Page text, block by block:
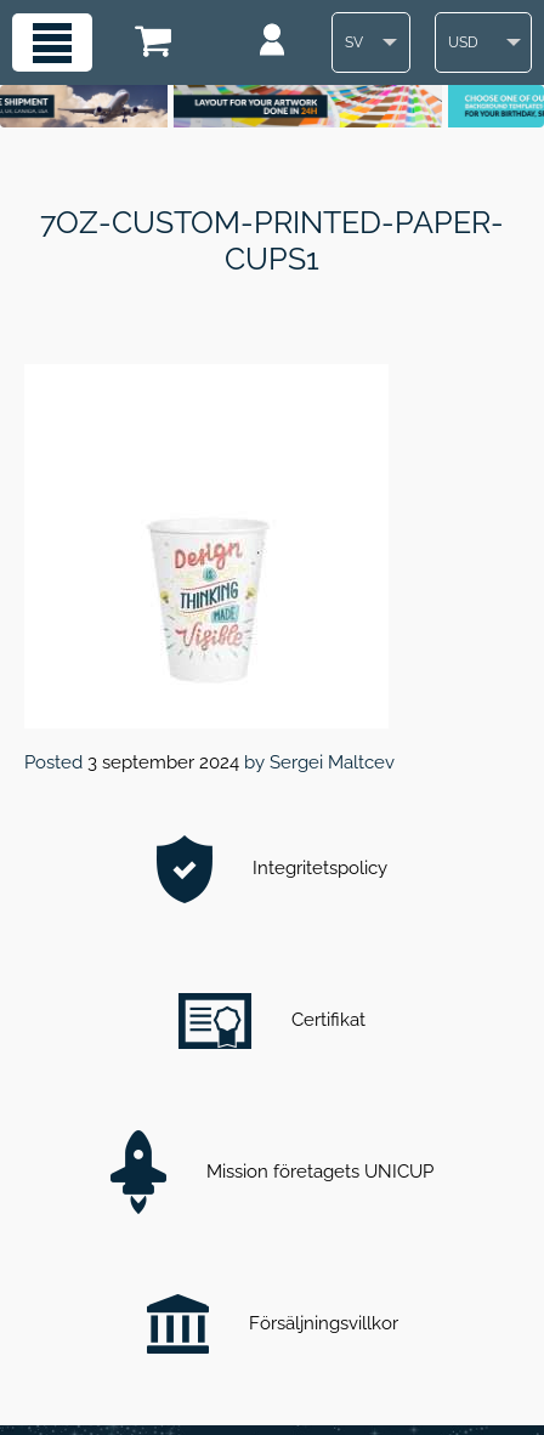
SV USD
7OZ-CUSTOM-PRINTED-PAPER-
CUPS1
Posted 3 september 2024 by Sergei Maltcev
Integritetspolicy
Certifikat
Mission företagets UNICUP
Försäljningsvillkor